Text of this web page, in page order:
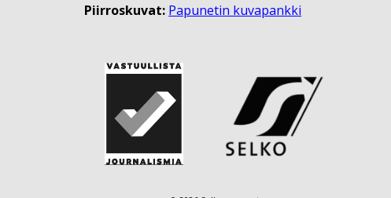
Piirroskuvat: Papunetin kuvapankki